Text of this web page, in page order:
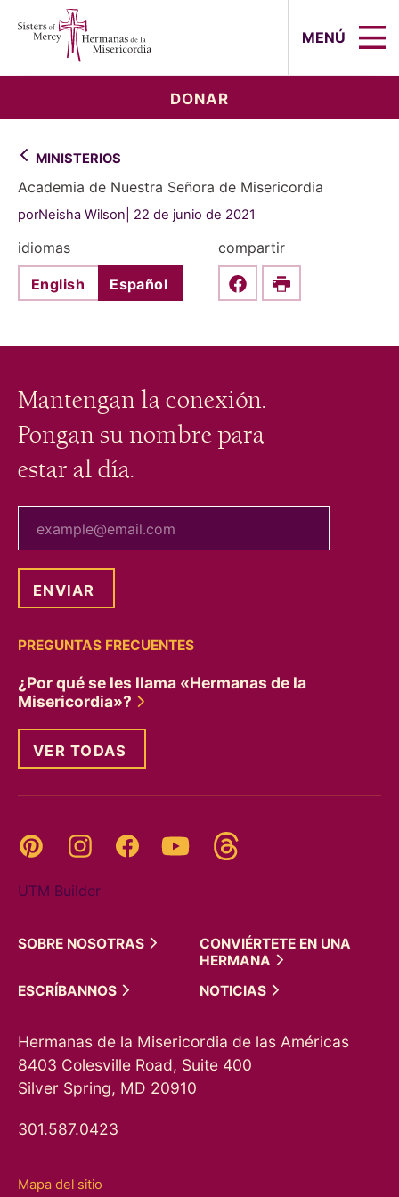
MENÚ
DONAR
MINISTERIOS
Academia de Nuestra Señora de Misericordia
porNeisha Wilson 22 de junio de 2021
idiomas
English Español
compartir
Share this on Facebook
Print
Mantengan la conexión.
Pongan su nombre para
estar al día.
PREGUNTAS FRECUENTES
¿Por qué se les llama «Hermanas de la
Misericordia»?
VER TODAS
Pinterest InstagramFacebookYouTube
UTM Builder
SOBRE NOSOTRAS
CONVIÉRTETE EN UNA
HERMANA
ESCRÍBANNOS
NOTICIAS
Hermanas de la Misericordia de las Américas
8403 Colesville Road, Suite 400
Silver Spring, MD 20910
301.587.0423
Mapa del sitio